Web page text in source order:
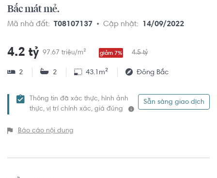
Bắc mát mẻ.
Mã nhà đất: T08107137 Cập nhật: 14/09/2022
4.2 tỷ 97.67 triệu/m² giảm 7% 4.5 tỷ
2 2 43.1m² Đông Bắc
Thông tin đã xác thực, hình ảnh
thực, vị trí chính xác, giá đúng
Sẵn sàng giao dịch
Báo cáo nội dung